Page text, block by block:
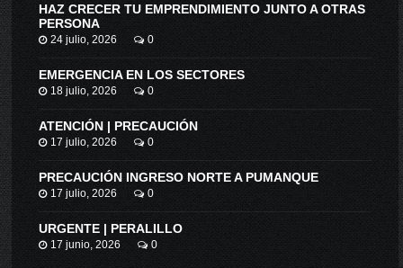
HAZ CRECER TU EMPRENDIMIENTO JUNTO A OTRAS
PERSONA
24 julio, 2026 0
EMERGENCIA EN LOS SECTORES
18 julio, 2026 0
ATENCIÓN | PRECAUCIÓN
17 julio, 2026 0
PRECAUCIÓN INGRESO NORTE A PUMANQUE
17 julio, 2026 0
URGENTE | PERALILLO
17 junio, 2026 0